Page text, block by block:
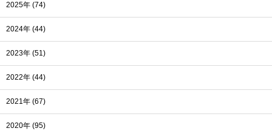
2025年 (74)
2024年 (44)
2023年 (51)
2022年 (44)
2021年 (67)
2020年 (95)